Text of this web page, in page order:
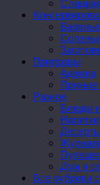
Соленья
Приправы
Аджика
Пряные
Разное
Блюда
Напитки
Дом и
Все рубрики